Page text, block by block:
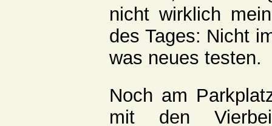
nicht wirklich
des Tages: Nicht
was neues testen.
Noch am
mit den